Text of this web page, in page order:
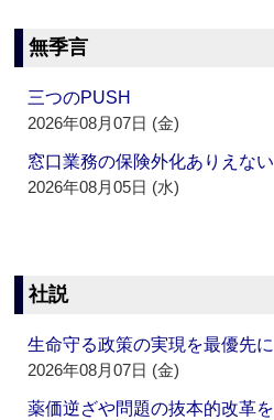
無季言
三つのPUSH
2026年08月07日 (金)
窓口業務の保険外化ありえない
2026年08月05日 (水)
社説
生命守る政策の実現を最優先に
2026年08月07日 (金)
薬価逆ざや問題の抜本的改革を